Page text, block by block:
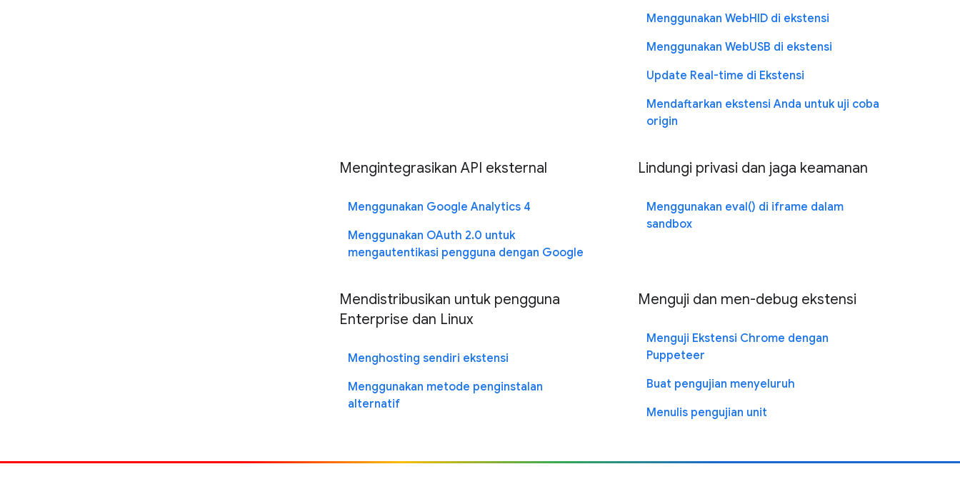
Menggunakan WebHID di ekstensi
Menggunakan WebUSB di ekstensi
Update Real-time di Ekstensi
Mendaftarkan ekstensi Anda untuk uji coba
origin
Mengintegrasikan API eksternal
Menggunakan Google Analytics 4
Menggunakan OAuth 2.0 untuk
mengautentikasi pengguna dengan Google
Lindungi privasi dan jaga keamanan
Menggunakan eval() di iframe dalam
sandbox
Mendistribusikan untuk pengguna
Enterprise dan Linux
Menghosting sendiri ekstensi
Menggunakan metode penginstalan
alternatif
Menguji dan men-debug ekstensi
Menguji Ekstensi Chrome dengan
Puppeteer
Buat pengujian menyeluruh
Menulis pengujian unit